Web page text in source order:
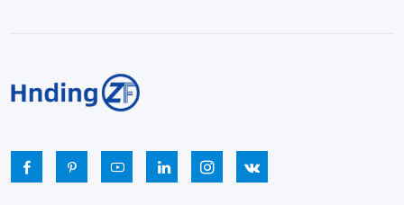
     